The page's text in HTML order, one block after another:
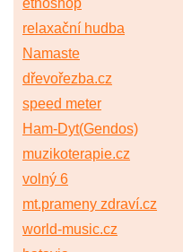
etnoshop
relaxační hudba
Namaste
dřevořezba.cz
speed meter
Ham-Dyt(Gendos)
muzikoterapie.cz
volný 6
mt.prameny zdraví.cz
world-music.cz